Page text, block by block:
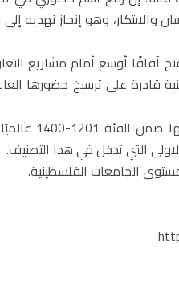
والابتكار، وهو إنجاز
أوسع أمام مشاريع
قادرة على ترسيخ حضورها
الاولى التي تدخل في هذا التصنيف.
الجامعات الفلسطينية.